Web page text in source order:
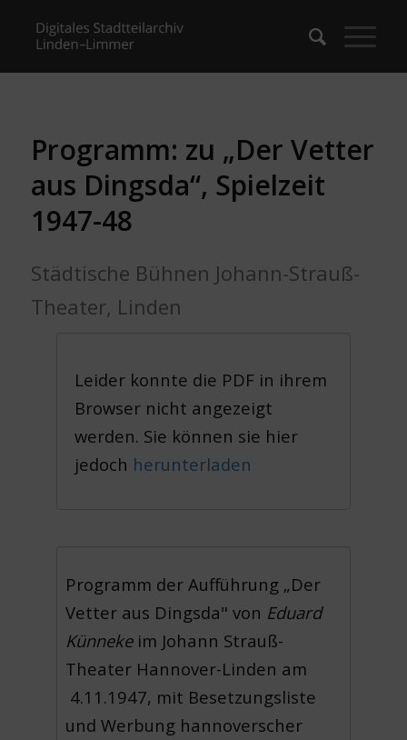
Programm: zu „Der Vetter
aus Dingsda“, Spielzeit
1947-48
Städtische Bühnen Johann-Strauß-
Theater, Linden
Leider konnte die PDF in ihrem
Browser nicht angezeigt
werden. Sie können sie hier
jedoch herunterladen
Programm der Aufführung „Der
Vetter aus Dingsda" von Eduard
Künnekeim Johann Strauß-
Theater Hannover-Linden am
4.11.1947, mit Besetzungsliste
und Werbung hannoverscher